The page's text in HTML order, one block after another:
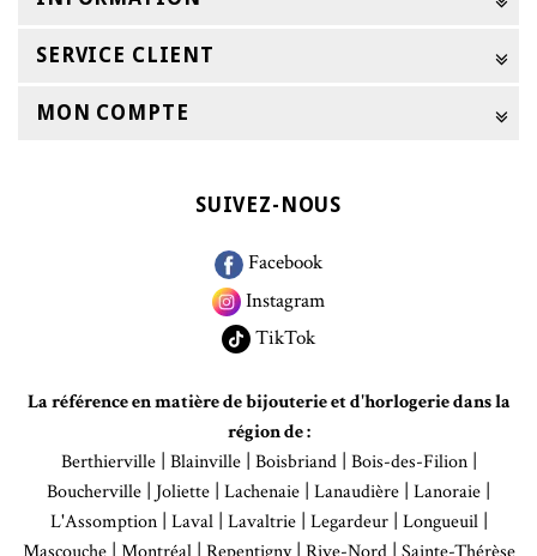
SERVICE CLIENT
MON COMPTE
SUIVEZ-NOUS
Facebook
Instagram
TikTok
La référence en matière de bijouterie et d'horlogerie dans la
région de :
Berthierville| Blainville| Boisbriand| Bois-des-Filion|
Boucherville | Joliette | Lachenaie | Lanaudière | Lanoraie |
L'Assomption| Laval| Lavaltrie| Legardeur| Longueuil|